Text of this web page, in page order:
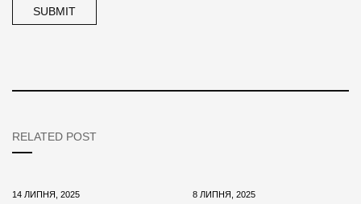
RELATED POST
14 ЛИПНЯ, 2025 8 ЛИПНЯ, 2025